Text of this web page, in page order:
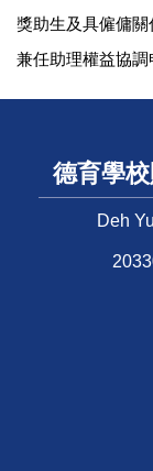
獎助生及具僱傭
兼任助理權益協調
德育學
Deh